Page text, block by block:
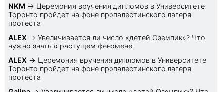
NKM → Церемония вручения дипломов в Университете
Торонто пройдет на фоне пропалестинского лагеря
протеста
ALEX → Увеличивается ли число «детей Оземпик»? Что
нужно знать о растущем феномене
ALEX → Церемония вручения дипломов в Университете
Торонто пройдет на фоне пропалестинского лагеря
протеста